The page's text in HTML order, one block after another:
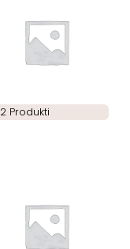
2 Produkti